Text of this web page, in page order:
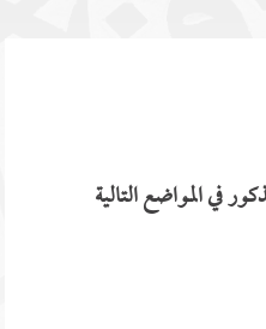
في المواضع التالية